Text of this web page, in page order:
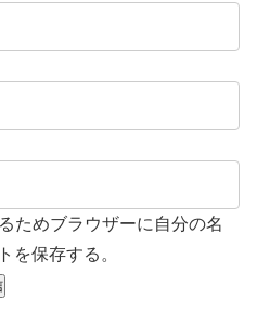
ためブラウザーに自分の名
を保存する。